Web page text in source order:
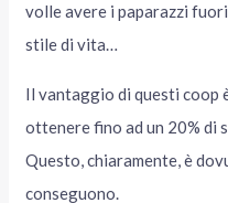
volle avere i paparazzi
stile di vita…
Il vantaggio di questi coop
ottenere fino ad un 20% di
Questo, chiaramente, è
conseguono.